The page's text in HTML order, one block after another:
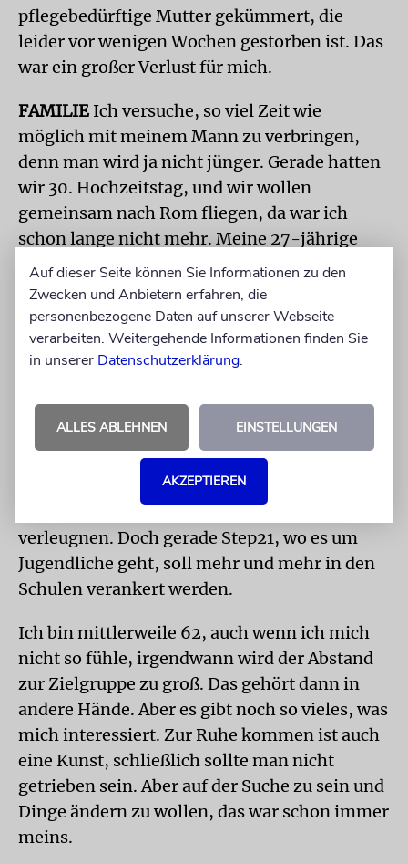
pflegebedürftige Mutter gekümmert, die
leider vor wenigen Wochen gestorben ist. Das
war ein großer Verlust für mich.
FAMILIE Ich versuche, so viel Zeit wie
möglich mit meinem Mann zu verbringen,
denn man wird ja nicht jünger. Gerade hatten
wir 30. Hochzeitstag, und wir wollen
gemeinsam nach Rom fliegen, da war ich
schon lange nicht mehr. Meine 27-jährige
Tochter lebte lange in London, wo sie ihre
Doktorarbeit geschrieben hat. Jetzt hat sie
einen Job in Hamburg, was mich natürlich
sehr freut.
kürzer zu treten. Mein Blackberry ist ständig
präsent und schon eine Art Running Gag bei
meinen Freunden und meiner Familie. Aber
ich wüsste nicht, was ich aufgeben sollte. Es
wäre fast, wie eines seiner eigenen Kinder zu
verleugnen. Doch gerade Step21, wo es um
Jugendliche geht, soll mehr und mehr in den
Schulen verankert werden.
Ich bin mittlerweile 62, auch wenn ich mich
nicht so fühle, irgendwann wird der Abstand
zur Zielgruppe zu groß. Das gehört dann in
andere Hände. Aber es gibt noch so vieles, was
mich interessiert. Zur Ruhe kommen ist auch
eine Kunst, schließlich sollte man nicht
getrieben sein. Aber auf der Suche zu sein und
Dinge ändern zu wollen, das war schon immer
meins.
Auf dieser Seite können Sie Informationen zu den
Zwecken und Anbietern erfahren, die
personenbezogene Daten auf unserer Webseite
verarbeiten. Weitergehende Informationen finden Sie
in unserer Datenschutzerklärung.
ALLES ABLEHNEN EINSTELLUNGEN
AKZEPTIEREN